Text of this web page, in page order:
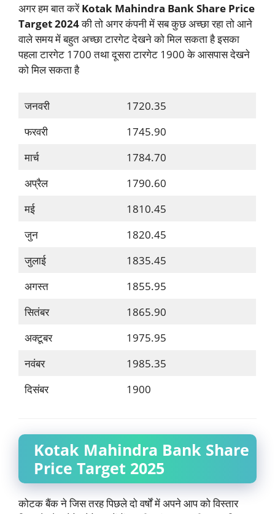
अगर हम बात करेंKotak Mahindra Bank Share Price
Target 2024की तो अगर कंपनी में सब कुछ अच्छा रहा तो आने
वाले समय में बहुत अच्छा टारगेट देखने को मिल सकता है इसका
पहला टारगेट 1700 तथा दूसरा टारगेट 1900 के आसपास देखने
को मिल सकता है
जनवरी
1720.35
फरवरी
1745.90
मार्च
1784.70
अप्रैल
1790.60
मई
1810.45
जुन
1820.45
जुलाई
1835.45
अगस्त
1855.95
सितंबर
1865.90
अक्टूबर
1975.95
नवंबर
1985.35
दिसंबर
1900
Kotak Mahindra Bank Share
Price Target 2025
कोटक बैंक ने जिस तरह पिछले दो वर्षों में अपने आप को विस्तार